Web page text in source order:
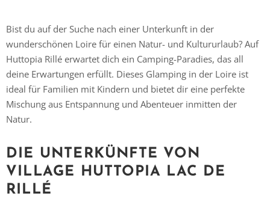
Bist du auf der Suche nach einer Unterkunft in der
wunderschönen Loire für einen Natur- und Kultururlaub? Auf
Huttopia Rillé erwartet dich ein Camping-Paradies, das all
deine Erwartungen erfüllt. Dieses Glamping in der Loire ist
ideal für Familien mit Kindern und bietet dir eine perfekte
Mischung aus Entspannung und Abenteuer inmitten der
Natur.
DIE UNTERKÜNFTE VON
VILLAGE HUTTOPIA LAC DE
RILLÉ